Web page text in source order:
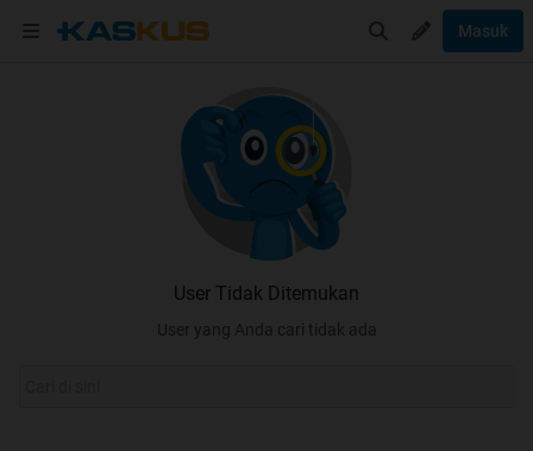
Masuk
User Tidak Ditemukan
User yang Anda cari tidak ada